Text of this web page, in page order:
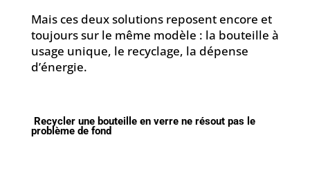
Mais ces deux solutions reposent encore et
toujours sur le même modèle : la bouteille à
usage unique, le recyclage, la dépense
d’énergie.
Recycler une bouteille en verre ne résout pas le
problème de fond